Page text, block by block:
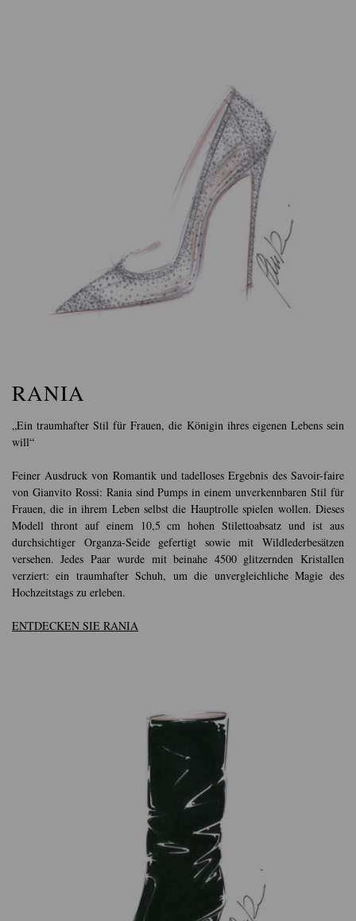
RANIA
„Ein traumhafter Stil für Frauen, die Königin ihres eigenen Lebens sein
will“
Feiner Ausdruck von Romantik und tadelloses Ergebnis des Savoir-faire
von Gianvito Rossi: Rania sind Pumps in einem unverkennbaren Stil für
Frauen, die in ihrem Leben selbst die Hauptrolle spielen wollen. Dieses
Modell thront auf einem 10,5 cm hohen Stilettoabsatz und ist aus
durchsichtiger Organza-Seide gefertigt sowie mit Wildlederbesätzen
versehen. Jedes Paar wurde mit beinahe 4500 glitzernden Kristallen
verziert: ein traumhafter Schuh, um die unvergleichliche Magie des
Hochzeitstags zu erleben.
ENTDECKEN SIE RANIA